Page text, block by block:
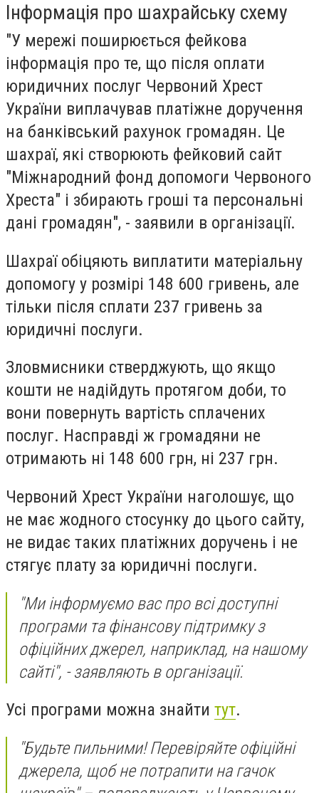
Інформація про шахрайську схему
"У мережі поширюється фейкова
інформація про те, що після оплати
юридичних послуг Червоний Хрест
України виплачував платіжне доручення
на банківський рахунок громадян. Це
шахраї, які створюють фейковий сайт
"Міжнародний фонд допомоги Червоного
Хреста" і збирають гроші та персональні
дані громадян", - заявили в організації.
Шахраї обіцяють виплатити матеріальну
допомогу у розмірі 148 600 гривень, але
тільки після сплати 237 гривень за
юридичні послуги.
Зловмисники стверджують, що якщо
кошти не надійдуть протягом доби, то
вони повернуть вартість сплачених
послуг. Насправді ж громадяни не
отримають ні 148 600 грн, ні 237 грн.
Червоний Хрест України наголошує, що
не має жодного стосунку до цього сайту,
не видає таких платіжних доручень і не
стягує плату за юридичні послуги.
"Ми інформуємо вас про всі доступні
програми та фінансову підтримку з
офіційних джерел, наприклад, на нашому
сайті", - заявляють в організації.
Усі програми можна знайти тут.
"Будьте пильними! Перевіряйте офіційні
джерела, щоб не потрапити на гачок